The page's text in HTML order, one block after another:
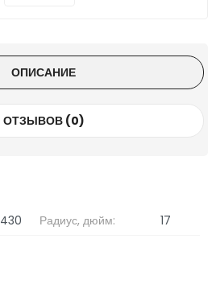
ОПИСАНИЕ
ОТЗЫВОВ (0)
430 Радиус, дюйм: 17